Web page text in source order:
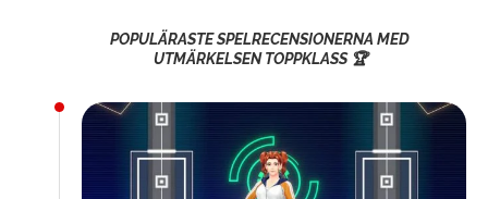
POPULÄRASTE SPELRECENSIONERNA MED
UTMÄRKELSEN TOPPKLASS 🏆